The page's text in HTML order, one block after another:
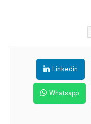
Linkedin
Whatsapp